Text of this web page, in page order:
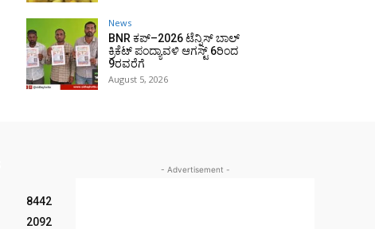
News
BNR ಕಪ್–2026 ಟೆನ್ನಿಸ್ ಬಾಲ್
ಕ್ರಿಕೆಟ್ ಪಂದ್ಯಾವಳಿ ಆಗಸ್ಟ್ 6ರಿಂದ
9ರವರೆಗೆ
August 5, 2026
8442
2092
- Advertisement -